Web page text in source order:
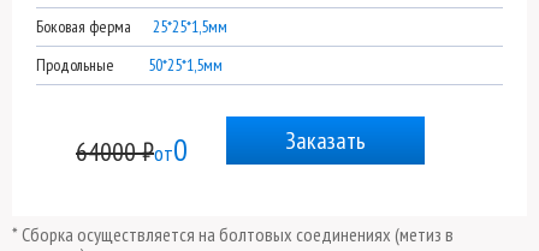
Боковая ферма
25*25*1,5мм
Продольные
50*25*1,5мм
64000 ₽от0 Заказать
* Сборка осуществляется на болтовых соединениях (метиз в